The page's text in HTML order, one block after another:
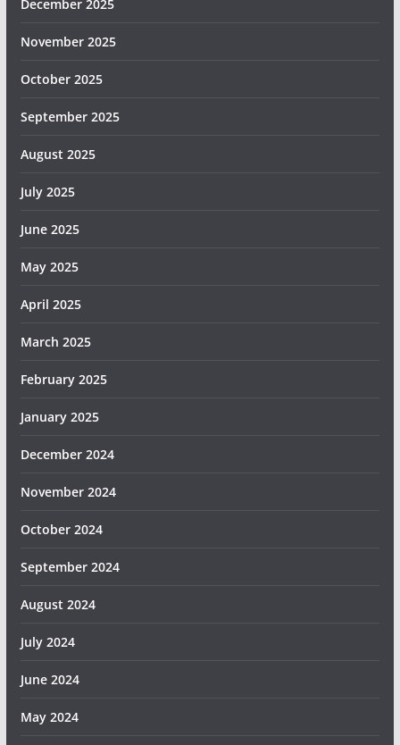
December 2025
November 2025
October 2025
September 2025
August 2025
July 2025
June 2025
May 2025
April 2025
March 2025
February 2025
January 2025
December 2024
November 2024
October 2024
September 2024
August 2024
July 2024
June 2024
May 2024